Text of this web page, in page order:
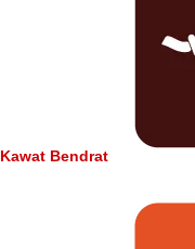
Kawat Bendrat